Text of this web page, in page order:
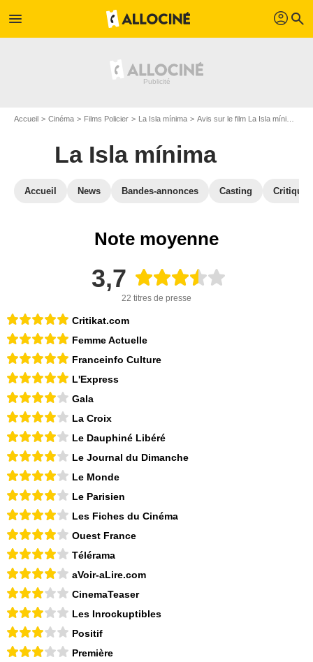
menu profil search
Accueil Cinéma Films Policier La Isla mínima Avis sur le film La Isla mínima
La Isla mínima
Accueil News Bandes-annonces Casting
Note moyenne
3,7
22 titres de presse
Critikat.com
Femme Actuelle
Franceinfo Culture
L'Express
Gala
La Croix
Le Dauphiné Libéré
Le Journal du Dimanche
Le Monde
Le Parisien
Les Fiches du Cinéma
Ouest France
Télérama
aVoir-aLire.com
CinemaTeaser
Les Inrockuptibles
Positif
Première